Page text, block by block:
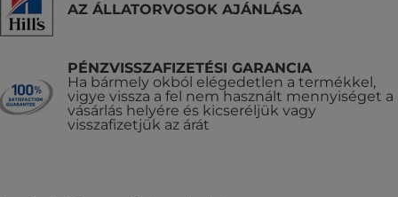
AZ ÁLLATORVOSOK AJÁNLÁSA
PÉNZVISSZAFIZETÉSI GARANCIA
Ha bármely okból elégedetlen a termékkel,
vigye vissza a fel nem használt mennyiséget a
vásárlás helyére és kicseréljük vagy
visszafizetjük az árát